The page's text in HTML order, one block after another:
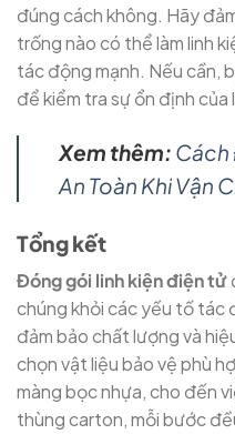
đúng cách không. Hãy
trống nào có thể làm linh
tác động mạnh. Nếu cần,
để kiểm tra sự ổn định của
Xem thêm: Cách
An Toàn Khi Vận
Tổng kết
Đóng gói linh kiện điện tử
chúng khỏi các yếu tố tác
đảm bảo chất lượng và
chọn vật liệu bảo vệ phù
màng bọc nhựa, cho đến
thùng carton, mỗi bước